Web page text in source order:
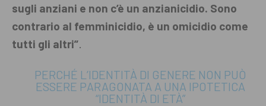
sugli anziani e non c’è un anzianicidio. Sono
contrario al femminicidio, è un omicidio come
tutti gli altri”.
PERCHÉ L’IDENTITÀ DI GENERE NON PUÒ
ESSERE PARAGONATA A UNA IPOTETICA
“IDENTITÀ DI ETÀ”